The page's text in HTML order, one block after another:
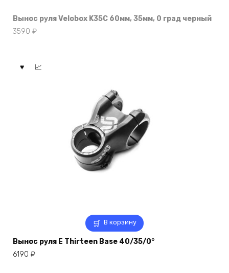
Вынос руля Velobox K35C 60мм, 35мм, 0 град черный
3590 ₽
В корзину
Вынос руля E Thirteen Base 40/35/0°
6190 ₽